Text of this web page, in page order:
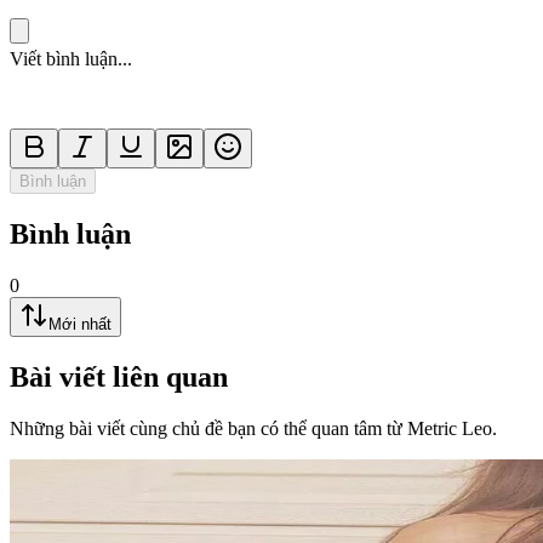
Viết bình luận...
Bình luận
Bình luận
0
Mới nhất
Bài viết liên quan
Những bài viết cùng chủ đề bạn có thể quan tâm từ Metric Leo.